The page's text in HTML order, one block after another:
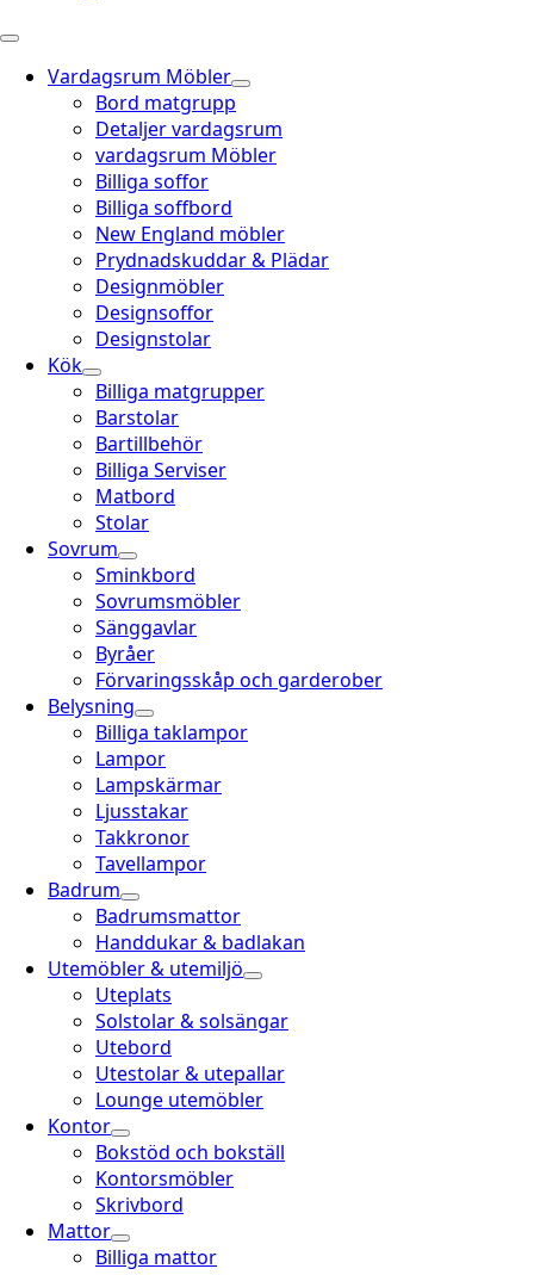
Vardagsrum Möbler
Bord matgrupp
Detaljer vardagsrum
vardagsrum Möbler
Billiga soffor
Billiga soffbord
New England möbler
Prydnadskuddar & Plädar
Designmöbler
Designsoffor
Designstolar
Kök
Billiga matgrupper
Barstolar
Bartillbehör
Billiga Serviser
Matbord
Stolar
Sovrum
Sminkbord
Sovrumsmöbler
Sänggavlar
Byråer
Förvaringsskåp och garderober
Belysning
Billiga taklampor
Lampor
Lampskärmar
Ljusstakar
Takkronor
Tavellampor
Badrum
Badrumsmattor
Handdukar & badlakan
Utemöbler & utemiljö
Uteplats
Solstolar & solsängar
Utebord
Utestolar & utepallar
Lounge utemöbler
Kontor
Bokstöd och bokställ
Kontorsmöbler
Skrivbord
Mattor
Billiga mattor